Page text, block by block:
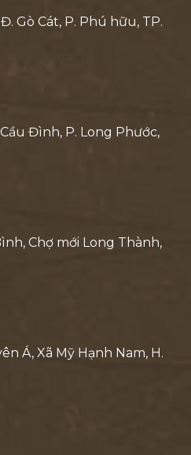
Gò Cát, P. Phú hữu, TP.
Đình, P. Long Phước,
Chợ mới Long Thành,
Á, Xã Mỹ Hạnh Nam, H.